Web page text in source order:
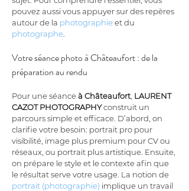
pouvez aussi vous appuyer sur des repères
autour de la photographie et du
photographe
Votre séance photo à Châteaufort : de la
préparation au rendu
Pour une séance à Châteaufort LAURENT
CAZOT PHOTOGRAPHY construit un
parcours simple et efficace. D’abord, on
clarifie votre besoin: portrait pro pour
visibilité, image plus premium pour CV ou
réseaux, ou portrait plus artistique. Ensuite,
on prépare le style et le contexte afin que
le résultat serve votre usage. La notion de
portrait (photographie) implique un travail